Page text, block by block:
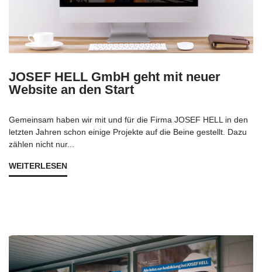
JOSEF HELL GmbH geht mit neuer
Website an den Start
Gemeinsam haben wir mit und für die Firma JOSEF HELL in den
letzten Jahren schon einige Projekte auf die Beine gestellt. Dazu
zählen nicht nur...
WEITERLESEN